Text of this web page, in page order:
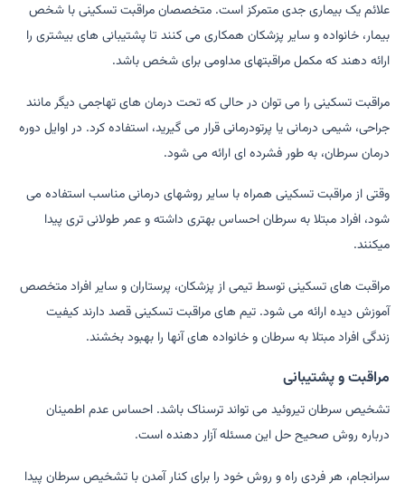
علائم یک بیماری جدی متمرکز است. متخصصان مراقبت تسکینی با شخص
بیمار، خانواده و سایر پزشکان همکاری می کنند تا پشتیبانی های بیشتری را
ارائه دهند که مکمل مراقبتهای مداومی برای شخص باشد.
مراقبت تسکینی را می توان در حالی که تحت درمان های تهاجمی دیگر مانند
جراحی، شیمی درمانی یا پرتودرمانی قرار می گیرید، استفاده کرد. در اوایل دوره
درمان سرطان، به طور فشرده ای ارائه می شود.
وقتی از مراقبت تسکینی همراه با سایر روشهای درمانی مناسب استفاده می
شود، افراد مبتلا به سرطان احساس بهتری داشته و عمر طولانی تری پیدا
میکنند.
مراقبت های تسکینی توسط تیمی از پزشکان، پرستاران و سایر افراد متخصص
آموزش دیده ارائه می شود. تیم های مراقبت تسکینی قصد دارند کیفیت
زندگی افراد مبتلا به سرطان و خانواده های آنها را بهبود بخشند.
مراقبت و پشتیبانی
تشخیص سرطان تیروئید می تواند ترسناک باشد. احساس عدم اطمینان
درباره روش صحیح حل این مسئله آزار دهنده است.
سرانجام، هر فردی راه و روش خود را برای کنار آمدن با تشخیص سرطان پیدا